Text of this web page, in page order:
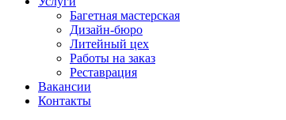
Багетная мастерская
Дизайн-бюро
Литейный цех
Работы на заказ
Реставрация
Вакансии
Контакты